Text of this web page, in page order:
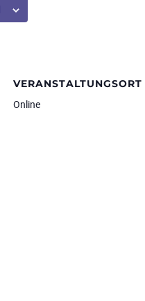
VERANSTALTUNGSORT
Online